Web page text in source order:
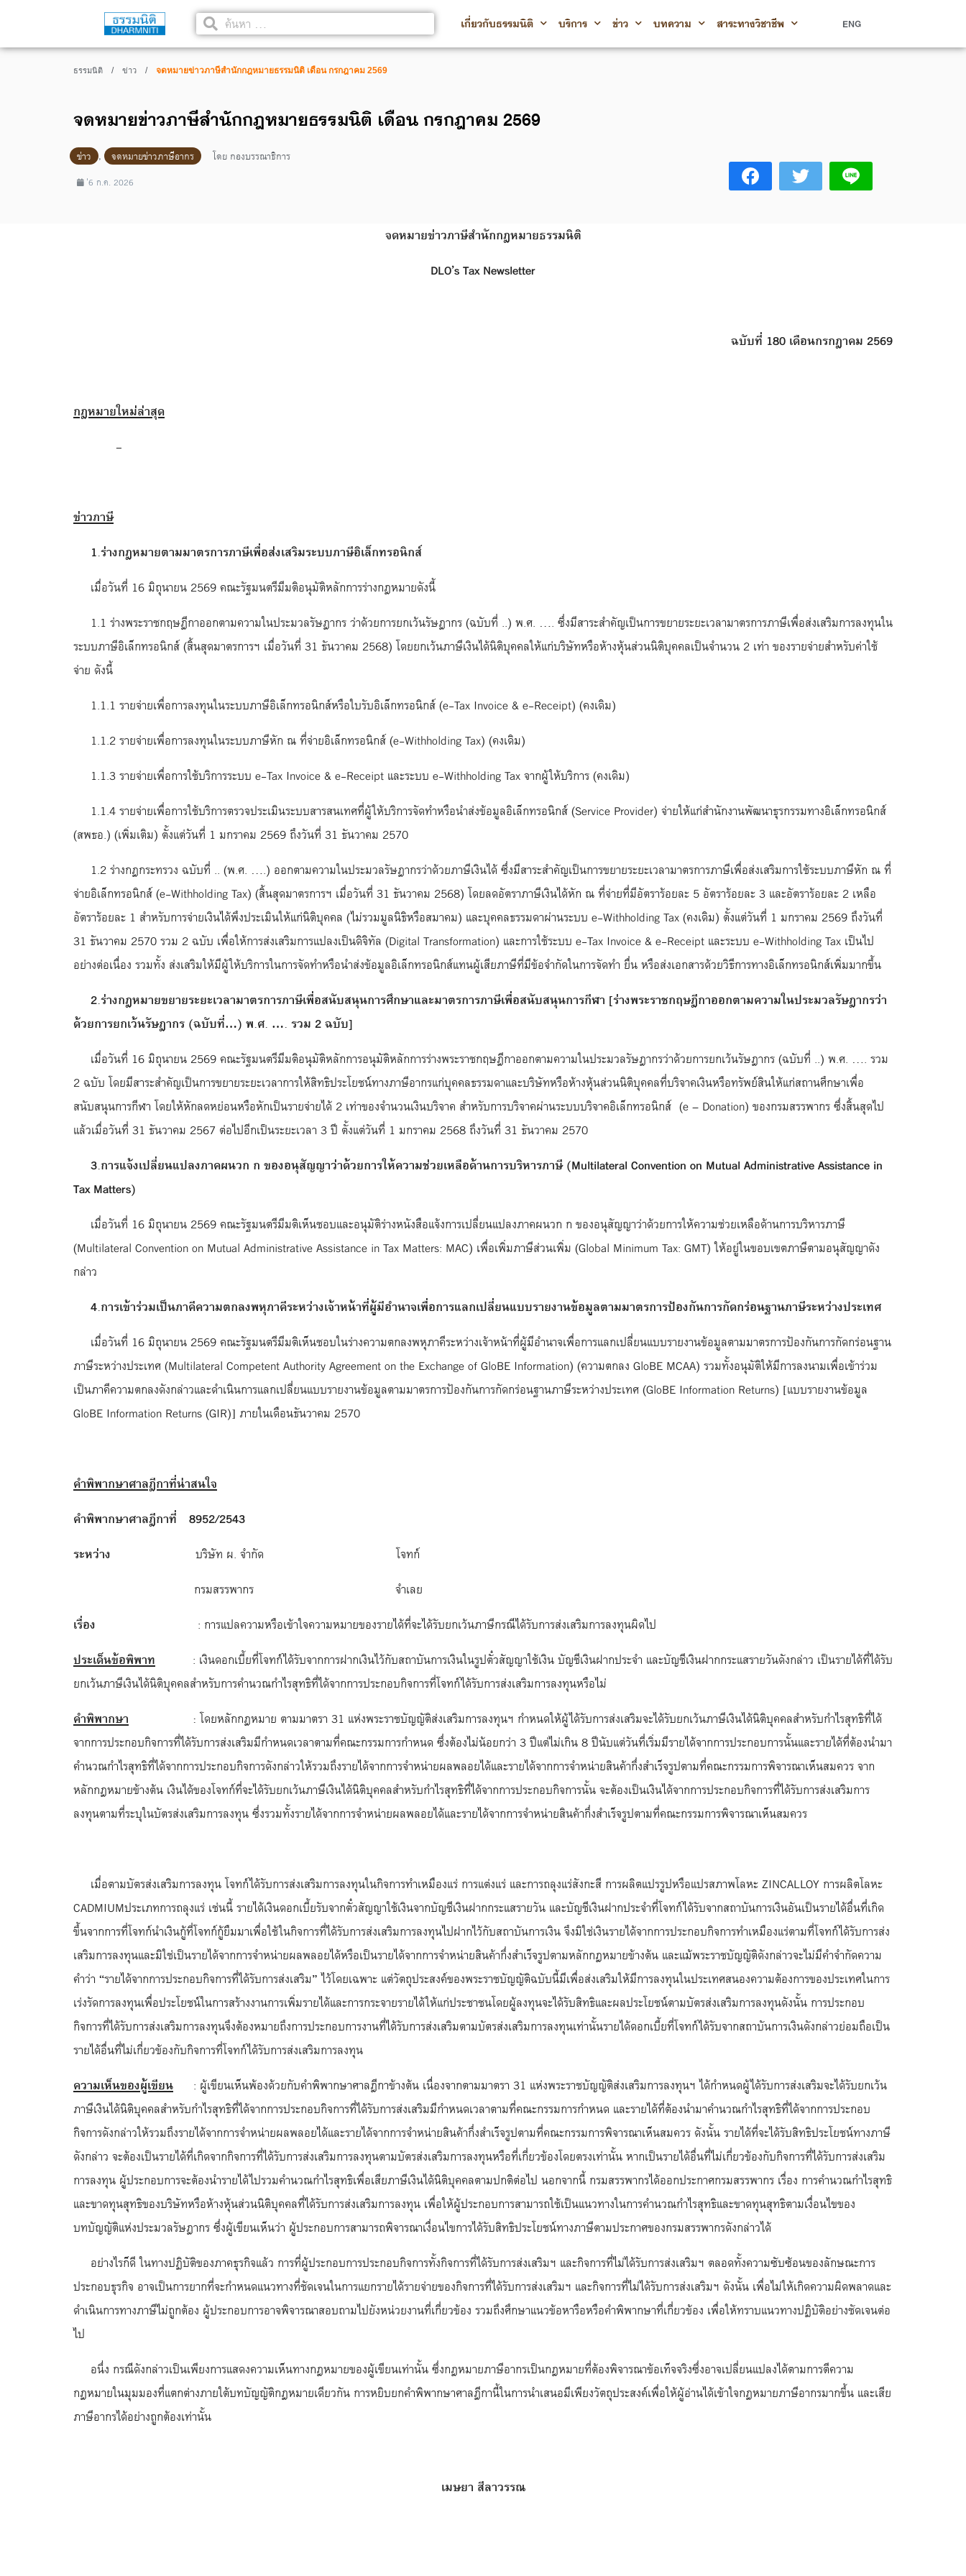
เกี่ยวกับธรรมนิติ บริการ ข่าว บทความ สาระทางวิชาชีพ ENG
ธรรมนิติ / ข่าว / จดหมายข่าวภาษีสำนักกฎหมายธรรมนิติ เดือน กรกฎาคม 2569
จดหมายข่าวภาษีสำนักกฎหมายธรรมนิติ เดือน กรกฎาคม 2569
ข่าว , จดหมายข่าวภาษีอากร โดย กองบรรณาธิการ
่6 ก.ค. 2026
จดหมายข่าวภาษีสำนักกฎหมายธรรมนิติ
DLO’s Tax Newsletter
ฉบับที่ 180 เดือนกรกฎาคม 2569
กฎหมายใหม่ล่าสุด
–
ข่าวภาษี
1.ร่างกฎหมายตามมาตรการภาษีเพื่อส่งเสริมระบบภาษีอิเล็กทรอนิกส์
เมื่อวันที่ 16 มิถุนายน 2569 คณะรัฐมนตรีมีมติอนุมัติหลักการร่างกฎหมายดังนี้
1.1 ร่างพระราชกฤษฎีกาออกตามความในประมวลรัษฎากร ว่าด้วยการยกเว้นรัษฎากร (ฉบับที่ ..) พ.ศ. …. ซึ่งมีสาระสำคัญเป็นการขยายระยะเวลามาตรการภาษีเพื่อส่งเสริมการลงทุนใน
ระบบภาษีอิเล็กทรอนิกส์ (สิ้นสุดมาตรการฯ เมื่อวันที่ 31 ธันวาคม 2568) โดยยกเว้นภาษีเงินได้นิติบุคคลให้แก่บริษัทหรือห้างหุ้นส่วนนิติบุคคลเป็นจำนวน 2 เท่า ของรายจ่ายสำหรับค่าใช้
จ่าย ดังนี้
1.1.1 รายจ่ายเพื่อการลงทุนในระบบภาษีอิเล็กทรอนิกส์หรือใบรับอิเล็กทรอนิกส์ (e-Tax Invoice & e-Receipt) (คงเดิม)
1.1.2 รายจ่ายเพื่อการลงทุนในระบบภาษีหัก ณ ที่จ่ายอิเล็กทรอนิกส์ (e-Withholding Tax) (คงเดิม)
1.1.3 รายจ่ายเพื่อการใช้บริการระบบ e-Tax Invoice & e-Receipt และระบบ e-Withholding Tax จากผู้ให้บริการ (คงเดิม)
1.1.4 รายจ่ายเพื่อการใช้บริการตรวจประเมินระบบสารสนเทศที่ผู้ให้บริการจัดทำหรือนำส่งข้อมูลอิเล็กทรอนิกส์ (Service Provider) จ่ายให้แก่สำนักงานพัฒนาธุรกรรมทางอิเล็กทรอนิกส์
(สพธอ.) (เพิ่มเติม) ตั้งแต่วันที่ 1 มกราคม 2569 ถึงวันที่ 31 ธันวาคม 2570
1.2 ร่างกฎกระทรวง ฉบับที่ .. (พ.ศ. ….) ออกตามความในประมวลรัษฎากรว่าด้วยภาษีเงินได้ ซึ่งมีสาระสำคัญเป็นการขยายระยะเวลามาตรการภาษีเพื่อส่งเสริมการใช้ระบบภาษีหัก ณ ที่
จ่ายอิเล็กทรอนิกส์ (e-Withholding Tax) (สิ้นสุดมาตรการฯ เมื่อวันที่ 31 ธันวาคม 2568) โดยลดอัตราภาษีเงินได้หัก ณ ที่จ่ายที่มีอัตราร้อยละ 5 อัตราร้อยละ 3 และอัตราร้อยละ 2 เหลือ
อัตราร้อยละ 1 สำหรับการจ่ายเงินได้พึงประเมินให้แก่นิติบุคคล (ไม่รวมมูลนิธิหรือสมาคม) และบุคคลธรรมดาผ่านระบบ e-Withholding Tax (คงเดิม) ตั้งแต่วันที่ 1 มกราคม 2569 ถึงวันที่
31 ธันวาคม 2570 รวม 2 ฉบับ เพื่อให้การส่งเสริมการแปลงเป็นดิจิทัล (Digital Transformation) และการใช้ระบบ e-Tax Invoice & e-Receipt และระบบ e-Withholding Tax เป็นไป
อย่างต่อเนื่อง รวมทั้ง ส่งเสริมให้มีผู้ให้บริการในการจัดทำหรือนำส่งข้อมูลอิเล็กทรอนิกส์แทนผู้เสียภาษีที่มีข้อจำกัดในการจัดทำ ยื่น หรือส่งเอกสารด้วยวิธีการทางอิเล็กทรอนิกส์เพิ่มมากขึ้น
2.ร่างกฎหมายขยายระยะเวลามาตรการภาษีเพื่อสนับสนุนการศึกษาและมาตรการภาษีเพื่อสนับสนุนการกีฬา [ร่างพระราชกฤษฎีกาออกตามความในประมวลรัษฎากรว่า
ด้วยการยกเว้นรัษฎากร (ฉบับที่…) พ.ศ. …. รวม 2 ฉบับ]
เมื่อวันที่ 16 มิถุนายน 2569 คณะรัฐมนตรีมีมติอนุมัติหลักการอนุมัติหลักการร่างพระราชกฤษฎีกาออกตามความในประมวลรัษฎากรว่าด้วยการยกเว้นรัษฎากร (ฉบับที่ ..) พ.ศ. …. รวม
2 ฉบับ โดยมีสาระสำคัญเป็นการขยายระยะเวลาการให้สิทธิประโยชน์ทางภาษีอากรแก่บุคคลธรรมดาและบริษัทหรือห้างหุ้นส่วนนิติบุคคลที่บริจาคเงินหรือทรัพย์สินให้แก่สถานศึกษาเพื่อ
สนับสนุนการกีฬา โดยให้หักลดหย่อนหรือหักเป็นรายจ่ายได้ 2 เท่าของจำนวนเงินบริจาค สำหรับการบริจาคผ่านระบบบริจาคอิเล็กทรอนิกส์ (e – Donation) ของกรมสรรพากร ซึ่งสิ้นสุดไป
แล้วเมื่อวันที่ 31 ธันวาคม 2567 ต่อไปอีกเป็นระยะเวลา 3 ปี ตั้งแต่วันที่ 1 มกราคม 2568 ถึงวันที่ 31 ธันวาคม 2570
3.การแจ้งเปลี่ยนแปลงภาคผนวก ก ของอนุสัญญาว่าด้วยการให้ความช่วยเหลือด้านการบริหารภาษี (Multilateral Convention on Mutual Administrative Assistance in
Tax Matters)
เมื่อวันที่ 16 มิถุนายน 2569 คณะรัฐมนตรีมีมติเห็นชอบและอนุมัติร่างหนังสือแจ้งการเปลี่ยนแปลงภาคผนวก ก ของอนุสัญญาว่าด้วยการให้ความช่วยเหลือด้านการบริหารภาษี
(Multilateral Convention on Mutual Administrative Assistance in Tax Matters: MAC) เพื่อเพิ่มภาษีส่วนเพิ่ม (Global Minimum Tax: GMT) ให้อยู่ในขอบเขตภาษีตามอนุสัญญาดัง
กล่าว
4.การเข้าร่วมเป็นภาคีความตกลงพหุภาคีระหว่างเจ้าหน้าที่ผู้มีอำนาจเพื่อการแลกเปลี่ยนแบบรายงานข้อมูลตามมาตรการป้องกันการกัดกร่อนฐานภาษีระหว่างประเทศ
เมื่อวันที่ 16 มิถุนายน 2569 คณะรัฐมนตรีมีมติเห็นชอบในร่างความตกลงพหุภาคีระหว่างเจ้าหน้าที่ผู้มีอำนาจเพื่อการแลกเปลี่ยนแบบรายงานข้อมูลตามมาตรการป้องกันการกัดกร่อนฐาน
ภาษีระหว่างประเทศ (Multilateral Competent Authority Agreement on the Exchange of GloBE Information) (ความตกลง GloBE MCAA) รวมทั้งอนุมัติให้มีการลงนามเพื่อเข้าร่วม
เป็นภาคีความตกลงดังกล่าวและดำเนินการแลกเปลี่ยนแบบรายงานข้อมูลตามมาตรการป้องกันการกัดกร่อนฐานภาษีระหว่างประเทศ (GloBE Information Returns) [แบบรายงานข้อมูล
GloBE Information Returns (GIR)] ภายในเดือนธันวาคม 2570
คำพิพากษาศาลฎีกาที่น่าสนใจ
คำพิพากษาศาลฎีกาที่ 8952/2543
ระหว่าง
บริษัท ผ. จำกัด โจทก์
กรมสรรพากร จำเลย
เรื่อง : การแปลความหรือเข้าใจความหมายของรายได้ที่จะได้รับยกเว้นภาษีกรณีได้รับการส่งเสริมการลงทุนผิดไป
ประเด็นข้อพิพาท
: เงินดอกเบี้ยที่โจทก์ได้รับจากการฝากเงินไว้กับสถาบันการเงินในรูปตั๋วสัญญาใช้เงิน บัญชีเงินฝากประจำ และบัญชีเงินฝากกระแสรายวันดังกล่าว เป็นรายได้ที่ได้รับ
ยกเว้นภาษีเงินได้นิติบุคคลสำหรับการคำนวณกำไรสุทธิที่ได้จากการประกอบกิจการที่โจทก์ได้รับการส่งเสริมการลงทุนหรือไม่
คำพิพากษา
:โดยหลักกฎหมาย ตามมาตรา 31 แห่งพระราชบัญญัติส่งเสริมการลงทุนฯ กำหนดให้ผู้ได้รับการส่งเสริมจะได้รับยกเว้นภาษีเงินได้นิติบุคคลสำหรับกำไรสุทธิที่ได้
จากการประกอบกิจการที่ได้รับการส่งเสริมมีกำหนดเวลาตามที่คณะกรรมการกำหนด ซึ่งต้องไม่น้อยกว่า 3 ปีแต่ไม่เกิน 8 ปีนับแต่วันที่เริ่มมีรายได้จากการประกอบการนั้นและรายได้ที่ต้องนำมา
คำนวณกำไรสุทธิที่ได้จากการประกอบกิจการดังกล่าวให้รวมถึงรายได้จากการจำหน่ายผลพลอยได้และรายได้จากการจำหน่ายสินค้ากึ่งสำเร็จรูปตามที่คณะกรรมการพิจารณาเห็นสมควร จาก
หลักกฎหมายข้างต้น เงินได้ของโจทก์ที่จะได้รับยกเว้นภาษีเงินได้นิติบุคคลสำหรับกำไรสุทธิที่ได้จากการประกอบกิจการนั้น จะต้องเป็นเงินได้จากการประกอบกิจการที่ได้รับการส่งเสริมการ
ลงทุนตามที่ระบุในบัตรส่งเสริมการลงทุน ซึ่งรวมทั้งรายได้จากการจำหน่ายผลพลอยได้และรายได้จากการจำหน่ายสินค้ากึ่งสำเร็จรูปตามที่คณะกรรมการพิจารณาเห็นสมควร
เมื่อตามบัตรส่งเสริมการลงทุน โจทก์ได้รับการส่งเสริมการลงทุนในกิจการทำเหมืองแร่ การแต่งแร่ และการถลุงแร่สังกะสี การผลิตแปรรูปหรือแปรสภาพโลหะ ZINCALLOY การผลิตโลหะ
CADMIUMประเภทการถลุงแร่ เช่นนี้ รายได้เงินดอกเบี้ยรับจากตั๋วสัญญาใช้เงินจากบัญชีเงินฝากกระแสรายวัน และบัญชีเงินฝากประจำที่โจทก์ได้รับจากสถาบันการเงินอันเป็นรายได้อื่นที่เกิด
ขึ้นจากการที่โจทก์นำเงินกู้ที่โจทก์กู้ยืมมาเพื่อใช้ในกิจการที่ได้รับการส่งเสริมการลงทุนไปฝากไว้กับสถาบันการเงิน จึงมิใช่เงินรายได้จากการประกอบกิจการทำเหมืองแร่ตามที่โจทก์ได้รับการส่ง
เสริมการลงทุนและมิใช่เป็นรายได้จากการจำหน่ายผลพลอยได้หรือเป็นรายได้จากการจำหน่ายสินค้ากึ่งสำเร็จรูปตามหลักกฎหมายข้างต้น และแม้พระราชบัญญัติดังกล่าวจะไม่มีคำจำกัดความ
คำว่า “รายได้จากการประกอบกิจการที่ได้รับการส่งเสริม” ไว้โดยเฉพาะ แต่วัตถุประสงค์ของพระราชบัญญัติฉบับนี้มีเพื่อส่งเสริมให้มีการลงทุนในประเทศสนองความต้องการของประเทศในการ
เร่งรัดการลงทุนเพื่อประโยชน์ในการสร้างงานการเพิ่มรายได้และการกระจายรายได้ให้แก่ประชาชนโดยผู้ลงทุนจะได้รับสิทธิและผลประโยชน์ตามบัตรส่งเสริมการลงทุนดังนั้น การประกอบ
กิจการที่ได้รับการส่งเสริมการลงทุนจึงต้องหมายถึงการประกอบการงานที่ได้รับการส่งเสริมตามบัตรส่งเสริมการลงทุนเท่านั้นรายได้ดอกเบี้ยที่โจทก์ได้รับจากสถาบันการเงินดังกล่าวย่อมถือเป็น
รายได้อื่นที่ไม่เกี่ยวข้องกับกิจการที่โจทก์ได้รับการส่งเสริมการลงทุน
ความเห็นของผู้เขียน : ผู้เขียนเห็นพ้องด้วยกับคำพิพากษาศาลฎีกาข้างต้น เนื่องจากตามมาตรา 31 แห่งพระราชบัญญัติส่งเสริมการลงทุนฯ ได้กำหนดผู้ได้รับการส่งเสริมจะได้รับยกเว้น
ภาษีเงินได้นิติบุคคลสำหรับกำไรสุทธิที่ได้จากการประกอบกิจการที่ได้รับการส่งเสริมมีกำหนดเวลาตามที่คณะกรรมการกำหนด และรายได้ที่ต้องนำมาคำนวณกำไรสุทธิที่ได้จากการประกอบ
กิจการดังกล่าวให้รวมถึงรายได้จากการจำหน่ายผลพลอยได้และรายได้จากการจำหน่ายสินค้ากึ่งสำเร็จรูปตามที่คณะกรรมการพิจารณาเห็นสมควร ดังนั้น รายได้ที่จะได้รับสิทธิประโยชน์ทางภาษี
ดังกล่าว จะต้องเป็นรายได้ที่เกิดจากกิจการที่ได้รับการส่งเสริมการลงทุนตามบัตรส่งเสริมการลงทุนหรือที่เกี่ยวข้องโดยตรงเท่านั้น หากเป็นรายได้อื่นที่ไม่เกี่ยวข้องกับกิจการที่ได้รับการส่งเสริม
การลงทุน ผู้ประกอบการจะต้องนำรายได้ไปรวมคำนวณกำไรสุทธิเพื่อเสียภาษีเงินได้นิติบุคคลตามปกติต่อไป นอกจากนี้ กรมสรรพากรได้ออกประกาศกรมสรรพากร เรื่อง การคำนวณกำไรสุทธิ
และขาดทุนสุทธิของบริษัทหรือห้างหุ้นส่วนนิติบุคคลที่ได้รับการส่งเสริมการลงทุน เพื่อให้ผู้ประกอบการสามารถใช้เป็นแนวทางในการคำนวณกำไรสุทธิและขาดทุนสุทธิตามเงื่อนไขของ
บทบัญญัติแห่งประมวลรัษฎากร ซึ่งผู้เขียนเห็นว่า ผู้ประกอบการสามารถพิจารณาเงื่อนไขการได้รับสิทธิประโยชน์ทางภาษีตามประกาศของกรมสรรพากรดังกล่าวได้
อย่างไรก็ดี ในทางปฏิบัติของภาคธุรกิจแล้ว การที่ผู้ประกอบการประกอบกิจการทั้งกิจการที่ได้รับการส่งเสริมฯ และกิจการที่ไม่ได้รับการส่งเสริมฯ ตลอดทั้งความซับซ้อนของลักษณะการ
ประกอบธุรกิจ อาจเป็นการยากที่จะกำหนดแนวทางที่ชัดเจนในการแยกรายได้รายจ่ายของกิจการที่ได้รับการส่งเสริมฯ และกิจการที่ไม่ได้รับการส่งเสริมฯ ดังนั้น เพื่อไม่ให้เกิดความผิดพลาดและ
ดำเนินการทางภาษีไม่ถูกต้อง ผู้ประกอบการอาจพิจารณาสอบถามไปยังหน่วยงานที่เกี่ยวข้อง รวมถึงศึกษาแนวข้อหารือหรือคำพิพากษาที่เกี่ยวข้อง เพื่อให้ทราบแนวทางปฏิบัติอย่างชัดเจนต่อ
ไป
อนึ่ง กรณีดังกล่าวเป็นเพียงการแสดงความเห็นทางกฎหมายของผู้เขียนเท่านั้น ซึ่งกฎหมายภาษีอากรเป็นกฎหมายที่ต้องพิจารณาข้อเท็จจริงซึ่งอาจเปลี่ยนแปลงได้ตามการตีความ
กฎหมายในมุมมองที่แตกต่างภายใต้บทบัญญัติกฎหมายเดียวกัน การหยิบยกคำพิพากษาศาลฎีกานี้ในการนำเสนอมีเพียงวัตถุประสงค์เพื่อให้ผู้อ่านได้เข้าใจกฎหมายภาษีอากรมากขึ้น และเสีย
ภาษีอากรได้อย่างถูกต้องเท่านั้น
เมษยา สีลาวรรณ